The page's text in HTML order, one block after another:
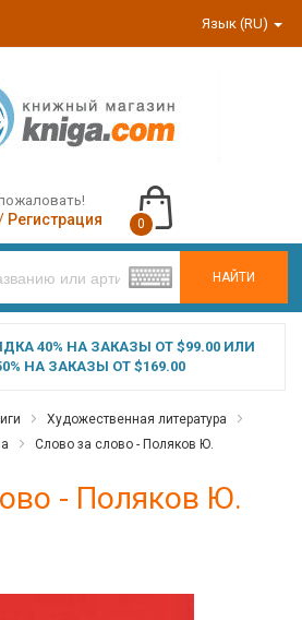
Язык (RU)
НАЙТИ
Регистрация 0
40% НА ЗАКАЗЫ ОТ $99.00 ИЛИ
НА ЗАКАЗЫ ОТ $169.00
Художественная литература
Слово за слово - Поляков Ю.
- Поляков Ю.